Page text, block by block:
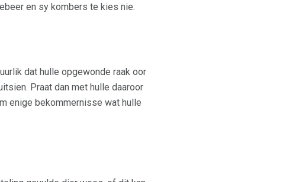
en sy kombers te kies nie.
dat hulle opgewonde raak oor
Praat dan met hulle daaroor
enige bekommernisse wat hulle